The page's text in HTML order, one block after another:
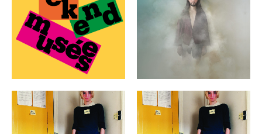
WEEK-END MUSÉES
TÉLÉRAMA 21-22 MARS
2026
ÉVÉNEMENTS ARCHIVES
VERCINGÉTORIX 12
FÉVRIER 2023
ÉVÉNEMENTS ARCHIVES
TABLE RONDE « ETRE
EXPOSITION « FOUS DE